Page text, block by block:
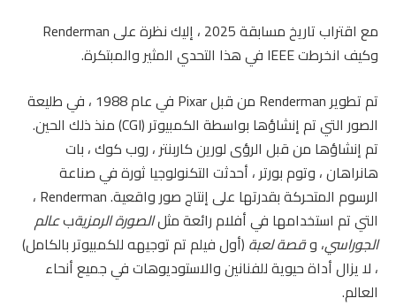
مع اقتراب تاريخ مسابقة 2025 ، إليك نظرة على Renderman
وكيف انخرطت IEEE في هذا التحدي المثير والمبتكرة.
تم تطوير Renderman من قبل Pixar في عام 1988 ، في طليعة
الصور التي تم إنشاؤها بواسطة الكمبيوتر (CGI) منذ ذلك الحين.
تم إنشاؤها من قبل الرؤى لورين كاربنتر ، روب كوك ، بات
هانراهان ، وتوم بورتر ، أحدثت التكنولوجيا ثورة في صناعة
الرسوم المتحركة بقدرتها على إنتاج صور واقعية. Renderman ،
التي تم استخدامها في أفلام رائعة مثلالصورة الرمزيةبعالم
الجوراسي، وقصة لعبة (أول فيلم تم توجيهه للكمبيوتر بالكامل)
، لا يزال أداة حيوية للفنانين والاستوديوهات في جميع أنحاء
العالم.